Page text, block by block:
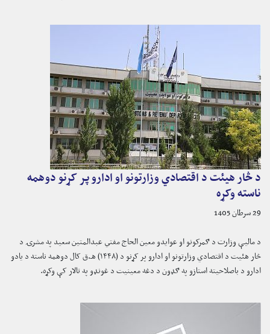
د څار هیئت د اقتصادي وزارتونو او ادارو پر کړنو دوهمه
ناسته وکړه
29 سرطان 1405
د مالیې وزارت د ګمرکونو او عوایدو معین الحاج مفتي عبدالمتین سعید په مشرۍ د
څار هئیت د اقتصادي وزارتونو او ادارو پر کړنو د (۱۴۴۸) هـ.ق کال دوهمه ناسته د یادو
ادارو د باصلاحیته استازو په ګډون د دغه معینیت د غونډو په تالار کې وکړه.